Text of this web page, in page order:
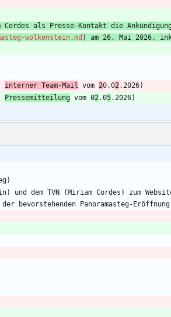
als Presse-Kontakt die
wolkenstein.md ) am 26. Mai 2026,
interner Team-Mail vom 20.02.2026)
Pressemitteilung vom 02.05.2026)
dem TVN (Miriam Cordes) zum